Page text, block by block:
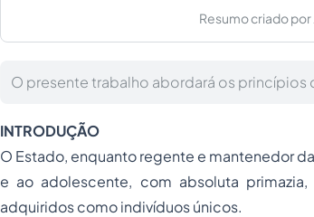
Resumo criado por
O presente trabalho abordará os
INTRODUÇÃO
O Estado, enquanto regente e mantenedor
e ao adolescente, com absoluta
adquiridos como indivíduos únicos.